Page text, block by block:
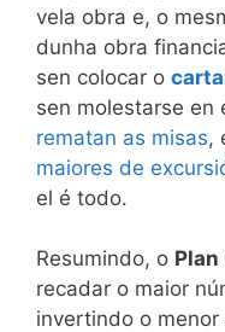
vela obra e, o
dunha obra
sen colocar o
sen molestarse en
rematan as misas,
maiores de
el é todo.
Resumindo, o Plan
recadar o maior
invertindo o